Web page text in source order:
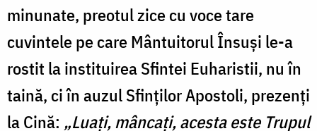
minunate, preotul zice cu voce tare
cuvintele pe care Mântuitorul Însuși le-a
rostit la instituirea Sfintei Euharistii, nu în
taină, ci în auzul Sfinților Apostoli, prezenți
la Cină: „Luați, mâncați, acesta este Trupul